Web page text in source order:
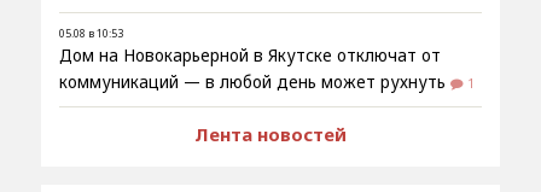
05.08 в 10:53
Дом на Новокарьерной в Якутске отключат от
коммуникаций — в любой день может рухнуть
1
Лента новостей